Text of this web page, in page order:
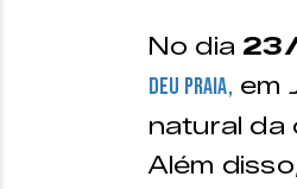
No dia 23/
Deu Praia,em
natural da
Além